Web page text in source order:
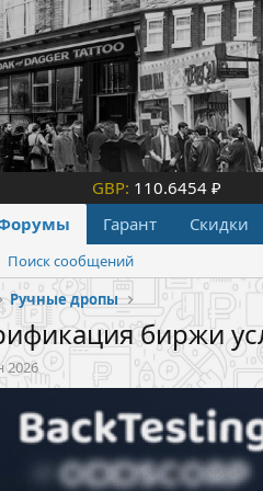
GBP: 110.6454 ₽
Гарант Скидки
Поиск сообщений
Ручные дропы
биржи
2026